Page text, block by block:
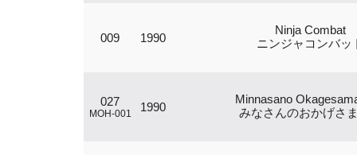
009 1990
Ninja Combat
ニンジャコンバッ
027
MOH-001 1990
Minnasano
みなさんのおかげさ